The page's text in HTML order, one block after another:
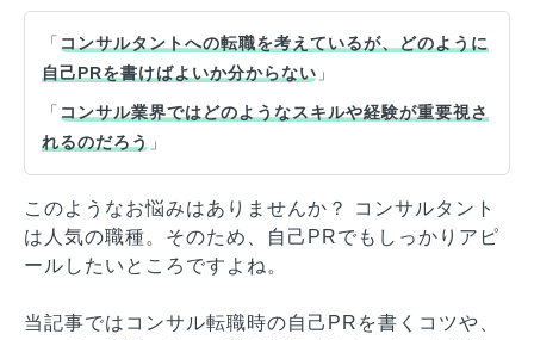
「 コンサルタントへの転職を考えているが、どのように
自己PRを書けばよいか分からない 」
「 コンサル業界ではどのようなスキルや経験が重要視さ
れるのだろう 」
このようなお悩みはありませんか？ コンサルタント
は人気の職種。そのため、自己PRでもしっかりアピ
ールしたいところですよね。
当記事ではコンサル転職時の自己PRを書くコツや、